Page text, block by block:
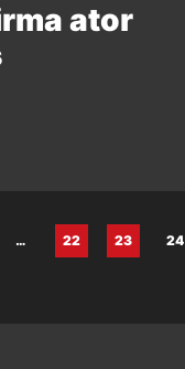
ator
…
Página
22
Página
23
24